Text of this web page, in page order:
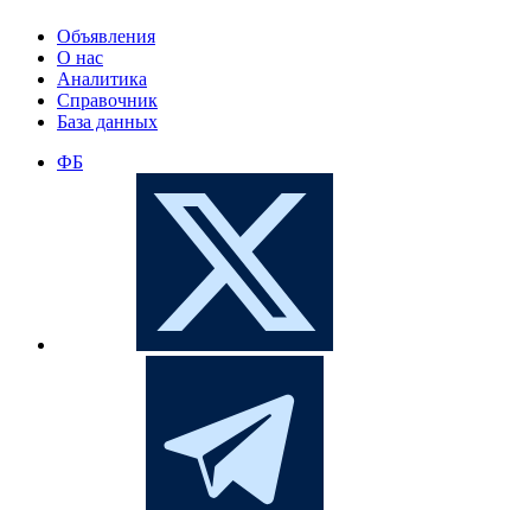
Объявления
О нас
Аналитика
Справочник
База данных
ФБ